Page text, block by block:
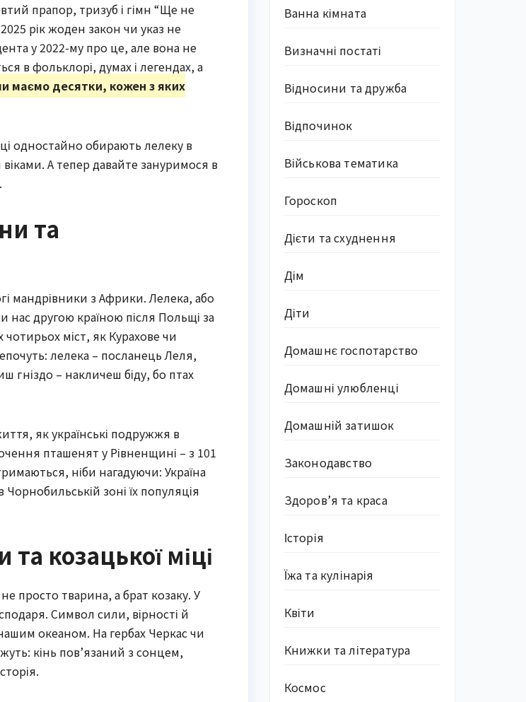
прапор, тризуб і гімн “Ще не
рік жоден закон чи указ не
у 2022-му про це, але вона не
в фольклорі, думах і легендах, а
маємо десятки, кожен з яких
одностайно обирають лелеку в
А тепер давайте зануримося в
та
мандрівники з Африки. Лелека, або
нас другою країною після Польщі за
чотирьох міст, як Курахове чи
лелека – посланець Леля,
гніздо – накличеш біду, бо птах
як українські подружжя в
пташенят у Рівненщині – з 101
ніби нагадуючи: Україна
зоні їх популяція
козацької міці
просто тварина, а брат козаку. У
Символ сили, вірності й
океаном. На гербах Черкас чи
кінь пов’язаний з сонцем,
Ванна кімната
Визначні постаті
Відносини та дружба
Відпочинок
Військова тематика
Гороскоп
Дієти та схуднення
Дім
Діти
Домашнє госпотарство
Домашні улюбленці
Домашній затишок
Законодавство
Здоров’я та краса
Історія
Їжа та кулінарія
Квіти
Книжки та література
Космос